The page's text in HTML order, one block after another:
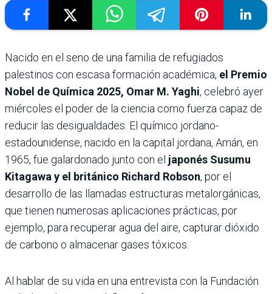
Nacido en el seno de una familia de refugiados
palestinos con escasa formación académica, el Premio
Nobel de Química 2025, Omar M. Yaghi, celebró ayer
miércoles el poder de la ciencia como fuerza capaz de
reducir las desigualdades. El químico jordano-
estadounidense, nacido en la capital jordana, Amán, en
1965, fue galardonado junto con el japonés Susumu
Kitagawa y el británico Richard Robson, por el
desarrollo de las llamadas estructuras metalorgánicas,
que tienen numerosas aplicaciones prácticas, por
ejemplo, para recuperar agua del aire, capturar dióxido
de carbono o almacenar gases tóxicos.
Al hablar de su vida en una entrevista con la Fundación